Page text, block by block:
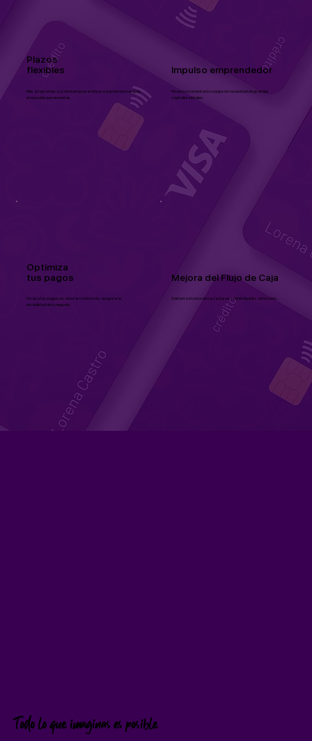
Plazos
flexibles
Nos adaptamos a tu ritmo empresarial para que siempre tengas
el respaldo que necesitas.
Impulso emprendedor
Financia tu inventario o equipo sin necesidad de grandes
capitales iniciales.
Optimiza
tus pagos
Atrasa tus pagos sin afectar tu historial y asegura la
estabilidad de tu negocio.
Mejora del Flujo de Caja
Adelanta el cobro de tus facturas y obtén liquidez al instante.
Todo lo que imaginas es posible
Todo lo que imaginas es posible